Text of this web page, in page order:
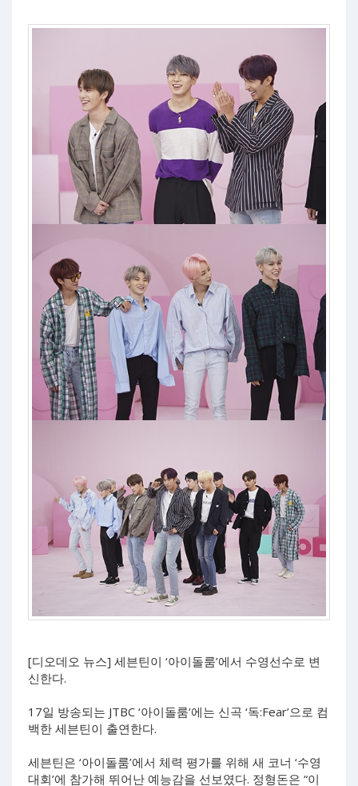
[디오데오 뉴스] 세븐틴이 ‘아이돌룸’에서 수영선수로 변
신한다.
17일 방송되는 JTBC ‘아이돌룸’에는 신곡 ‘독:Fear’으로 컴
백한 세븐틴이 출연한다.
세븐틴은 ‘아이돌룸’에서 체력 평가를 위해 새 코너 ‘수영
대회’에 참가해 뛰어난 예능감을 선보였다. 정형돈은 “이